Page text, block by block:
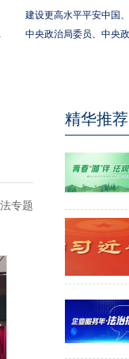
普法工作
专题
精华推荐